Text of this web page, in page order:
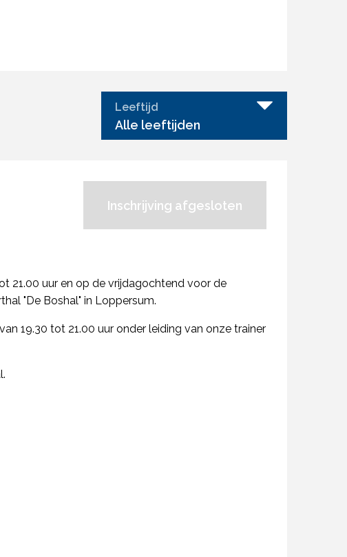
Leeftijd
Alle leeftijden
Inschrijving afgesloten
21.00 uur en op de vrijdagochtend voor de
"De Boshal" in Loppersum.
19.30 tot 21.00 uur onder leiding van onze trainer